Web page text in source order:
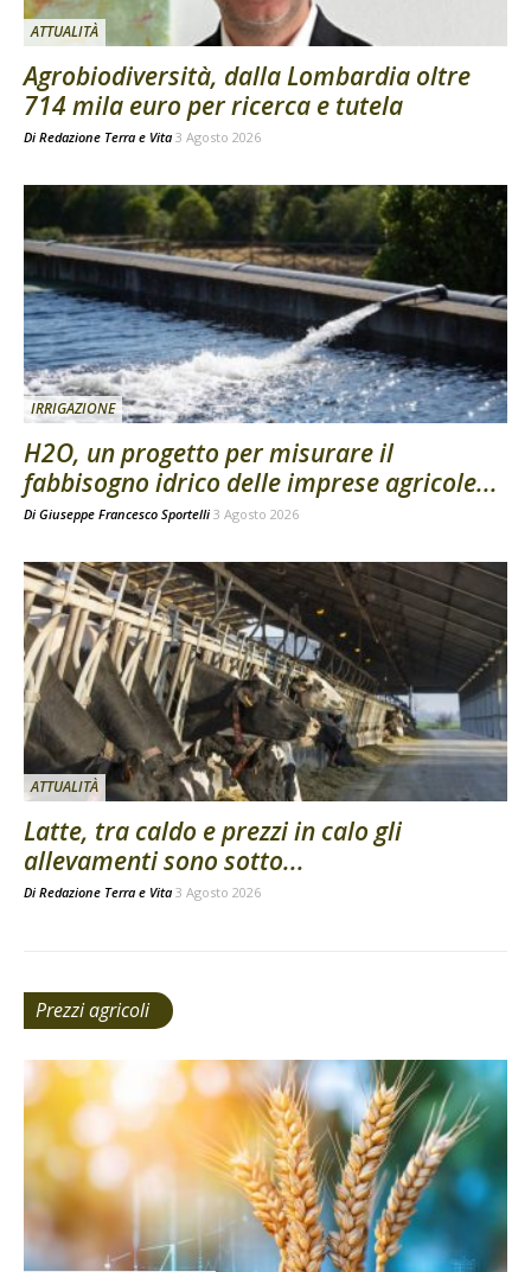
ATTUALITÀ
Agrobiodiversità, dalla Lombardia oltre
714 mila euro per ricerca e tutela
Di Redazione Terra e Vita 3 Agosto 2026
IRRIGAZIONE
H2O, un progetto per misurare il
fabbisogno idrico delle imprese agricole...
Di Giuseppe Francesco Sportelli 3 Agosto 2026
ATTUALITÀ
Latte, tra caldo e prezzi in calo gli
allevamenti sono sotto...
Di Redazione Terra e Vita 3 Agosto 2026
Prezzi agricoli